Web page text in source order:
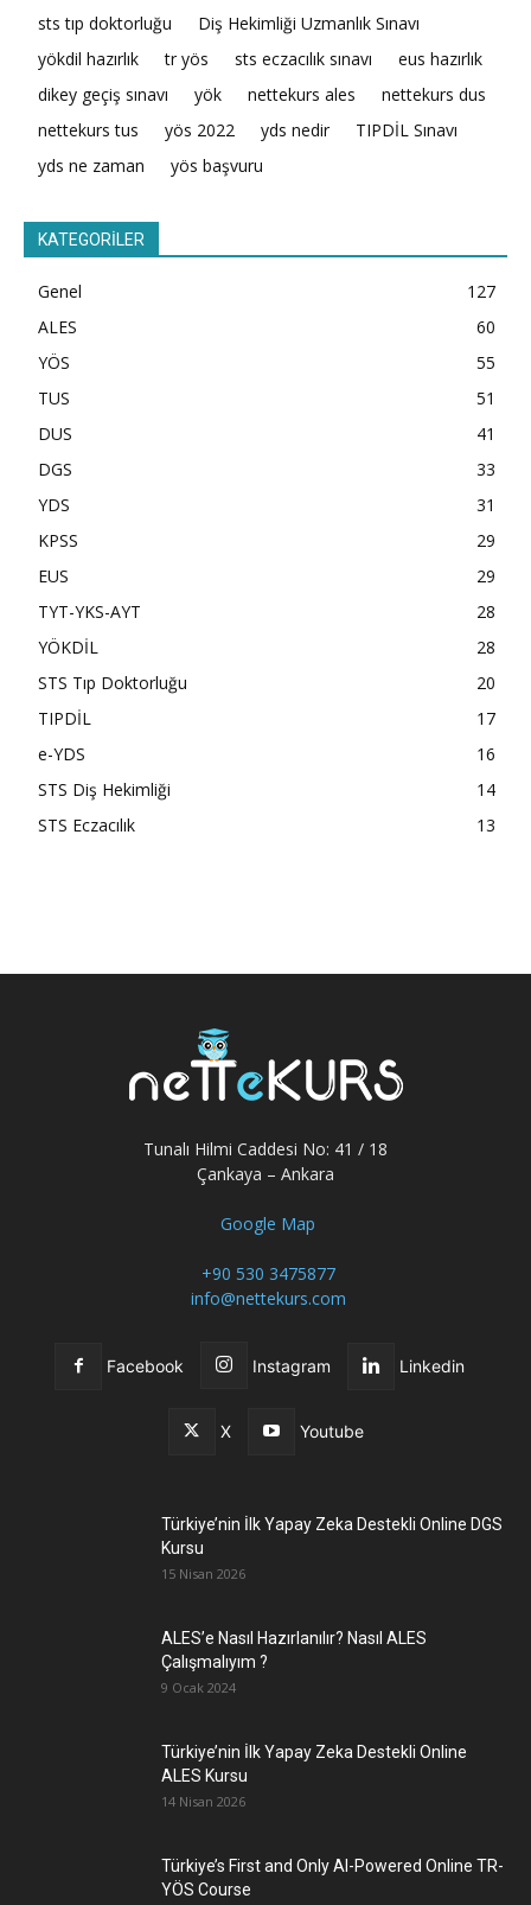
sts tıp doktorluğu
Diş Hekimliği Uzmanlık Sınavı
yökdil hazırlık
tr yös sts eczacılık sınavı
eus hazırlık
dikey geçiş sınavı
yök nettekurs ales
nettekurs dus
nettekurs tus
yös 2022 yds nedir
TIPDİL Sınavı
yds ne zaman
yös başvuru
KATEGORİLER
Genel
127
ALES
60
YÖS
55
TUS
51
DUS
41
DGS
33
YDS
31
KPSS
29
EUS
29
TYT-YKS-AYT
28
YÖKDİL
28
STS Tıp Doktorluğu
20
TIPDİL
17
e-YDS
16
STS Diş Hekimliği
14
STS Eczacılık
13
Tunalı Hilmi Caddesi No: 41 / 18
Çankaya – Ankara
Google Map
+90 530 3475877
info@nettekurs.com
Facebook Instagram Linkedin
X Youtube
Türkiye’nin İlk Yapay Zeka Destekli Online DGS
Kursu
15 Nisan 2026
ALES’e Nasıl Hazırlanılır? Nasıl ALES
Çalışmalıyım ?
9 Ocak 2024
Türkiye’nin İlk Yapay Zeka Destekli Online
ALES Kursu
14 Nisan 2026
Türkiye’s First and Only AI-Powered Online TR-
YÖS Course